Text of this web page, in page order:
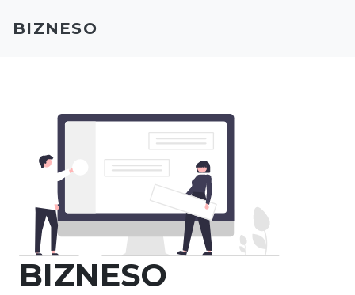
BIZNESO
BIZNESO